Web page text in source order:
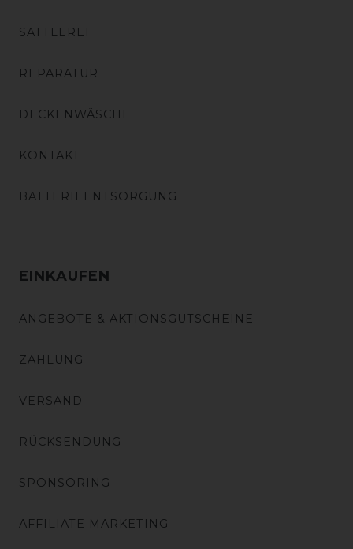
SATTLEREI
REPARATUR
DECKENWÄSCHE
KONTAKT
BATTERIEENTSORGUNG
EINKAUFEN
ANGEBOTE & AKTIONSGUTSCHEINE
ZAHLUNG
VERSAND
RÜCKSENDUNG
SPONSORING
AFFILIATE MARKETING